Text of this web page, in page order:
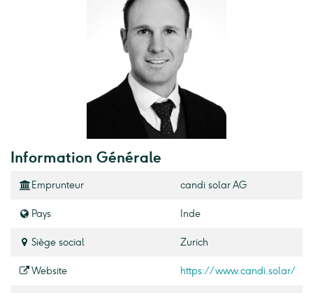
Information Générale
Emprunteur candi solar AG
Pays Inde
Siège social Zurich
Website https://www.candi.solar/